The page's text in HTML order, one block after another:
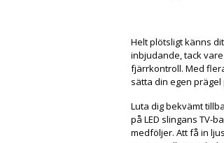
Helt plötsligt känns
inbjudande, tack
fjärrkontroll. Med
sätta din egen
Luta dig bekvämt
på LED slingans TV-
medföljer. Att få in